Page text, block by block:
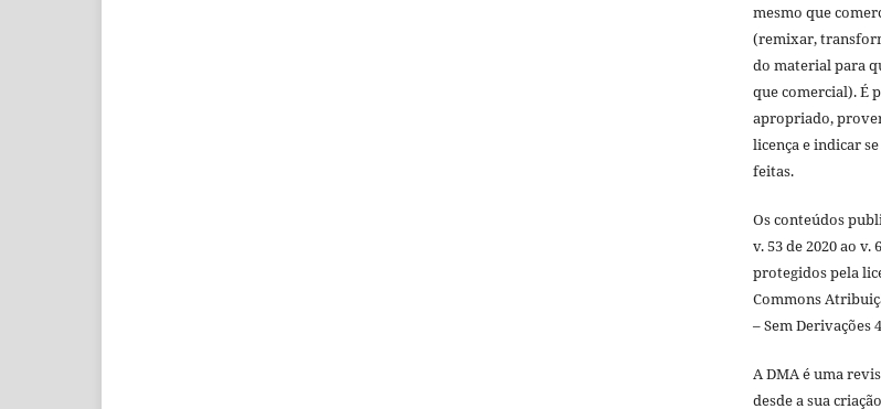
mesmo que
(remixar,
do material para
que comercial). É
apropriado,
licença e indicar
feitas.
Os conteúdos
v. 53 de 2020 ao v.
protegidos pela
Commons
– Sem Derivações
A DMA é uma
desde a sua